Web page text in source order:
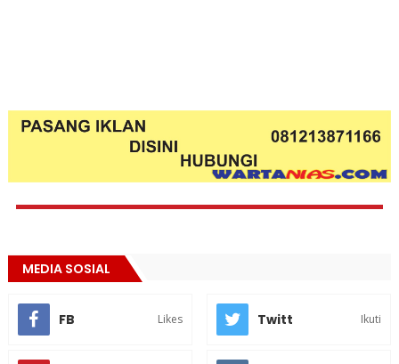
MEDIA SOSIAL
FB Likes Twitt Ikuti